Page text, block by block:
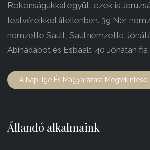
Rokonságukkal együtt ezek is
testvéreikkel átellenben. 39 Nér
nemzette Sault, Saul nemzette
Abínádábot és Esbaalt. 40 Jónátán fia
A Napi Ige És Magyarázata Megtekintése
Állandó alkalmaink